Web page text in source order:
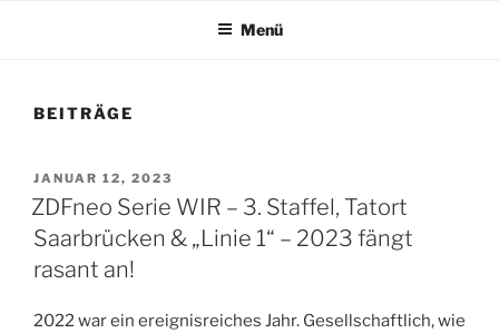
Menü
BEITRÄGE
VERÖFFENTLICHT
AM
JANUAR 12, 2023
ZDFneo Serie WIR – 3. Staffel, Tatort
Saarbrücken & „Linie 1“ – 2023 fängt
rasant an!
2022 war ein ereignisreiches Jahr. Gesellschaftlich, wie